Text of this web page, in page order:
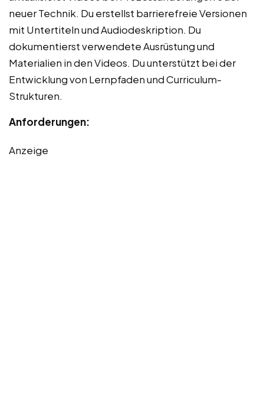
neuer Technik. Du erstellst barrierefreie Versionen
mit Untertiteln und Audiodeskription. Du
dokumentierst verwendete Ausrüstung und
Materialien in den Videos. Du unterstützt bei der
Entwicklung von Lernpfaden und Curriculum-
Strukturen.
Anforderungen:
Anzeige